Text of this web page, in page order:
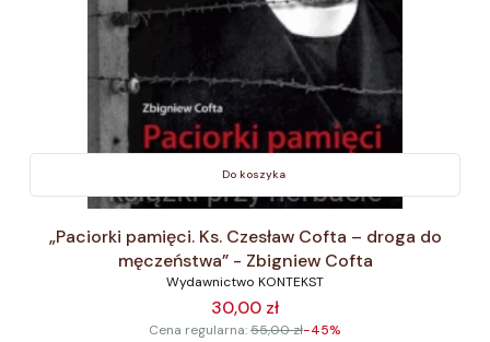
Do koszyka
„Paciorki pamięci. Ks. Czesław Cofta – droga do
męczeństwa” - Zbigniew Cofta
Wydawnictwo KONTEKST
30,00 zł
Cena regularna:55,00 zł-45%